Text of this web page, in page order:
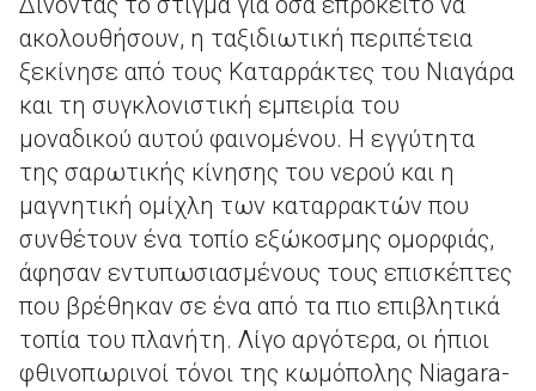
ακολουθήσουν, η ταξιδιωτική περιπέτεια
ξεκίνησε από τους Καταρράκτες του Νιαγάρα
και τη συγκλονιστική εμπειρία του
μοναδικού αυτού φαινομένου. Η εγγύτητα
της σαρωτικής κίνησης του νερού και η
μαγνητική ομίχλη των καταρρακτών που
συνθέτουν ένα τοπίο εξώκοσμης ομορφιάς,
άφησαν εντυπωσιασμένους τους επισκέπτες
που βρέθηκαν σε ένα από τα πιο επιβλητικά
τοπία του πλανήτη. Λίγο αργότερα, οι ήπιοι
φθινοπωρινοί τόνοι της κωμόπολης Niagara-